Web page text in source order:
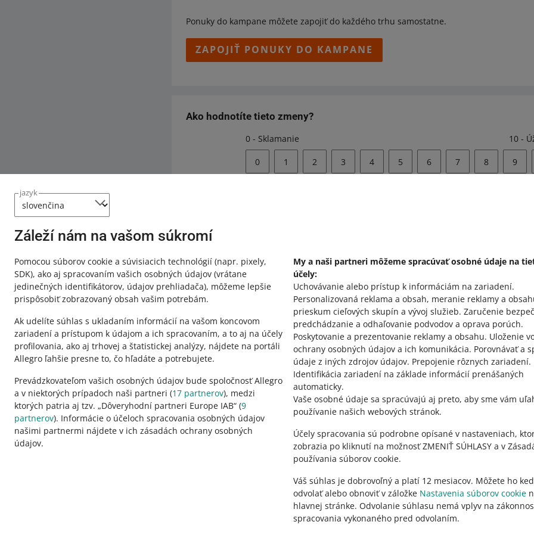
jazyk
Záleží nám na vašom súkromí
Pomocou súborov cookie a súvisiacich technológií (napr. pixely,
SDK), ako aj spracovaním vašich osobných údajov (vrátane
jedinečných identifikátorov, údajov prehliadača), môžeme lepšie
prispôsobiť zobrazovaný obsah vašim potrebám.
Ak udelíte súhlas s ukladaním informácií na vašom koncovom
zariadení a prístupom k údajom a ich spracovaním, a to aj na účely
profilovania, ako aj trhovej a štatistickej analýzy, nájdete na portáli
Allegro ľahšie presne to, čo hľadáte a potrebujete.
Prevádzkovateľom vašich osobných údajov bude spoločnosť Allegro
a v niektorých prípadoch naši partneri (17 partnerov), medzi
ktorých patria aj tzv. „Dôveryhodní partneri Europe IAB“ (9
partnerov). Informácie o účeloch spracovania osobných údajov
našimi partnermi nájdete v ich zásadách ochrany osobných
údajov.
My a naši partneri môžeme spracúvať osobné údaje na
účely:
Uchovávanie alebo prístup k informáciám na zariadení.
Personalizovaná reklama a obsah, meranie reklamy a
prieskum cieľových skupín a vývoj služieb. Zaručenie
predchádzanie a odhaľovanie podvodov a oprava porúch.
Poskytovanie a prezentovanie reklamy a obsahu. Uloženie
ochrany osobných údajov a ich komunikácia. Porovnávať a
údaje z iných zdrojov údajov. Prepojenie rôznych zariadení.
Identifikácia zariadení na základe informácií prenášaných
automaticky.
Vaše osobné údaje sa spracúvajú aj preto, aby sme vám
používanie našich webových stránok.
Účely spracovania sú podrobne opísané v nastaveniach,
zobrazia po kliknutí na možnosť ZMENIŤ SÚHLASY a v
používania súborov cookie.
Váš súhlas je dobrovoľný a platí 12 mesiacov. Môžete ho
odvolať alebo obnoviť v záložke Nastavenia súborov cookie
hlavnej stránke. Odvolanie súhlasu nemá vplyv na
spracovania vykonaného pred odvolaním.
Ponuky do kampane môžete zapojiť do každého trhu samostatne.
ZAPOJIŤ PONUKY DO KAMPANE
Ako hodnotíte tieto zmeny?
0 - Sklamanie 10 -
0 1 2 3 4 5 6 7 8 9
Táto stránka je dostupná aj v iných jazykoch